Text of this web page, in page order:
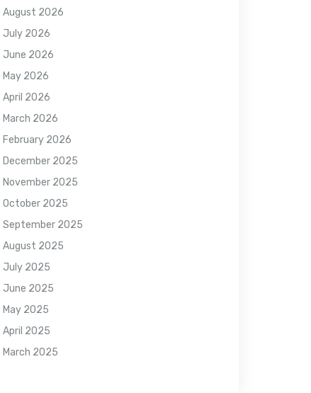
August 2026
July 2026
June 2026
May 2026
April 2026
March 2026
February 2026
December 2025
November 2025
October 2025
September 2025
August 2025
July 2025
June 2025
May 2025
April 2025
March 2025